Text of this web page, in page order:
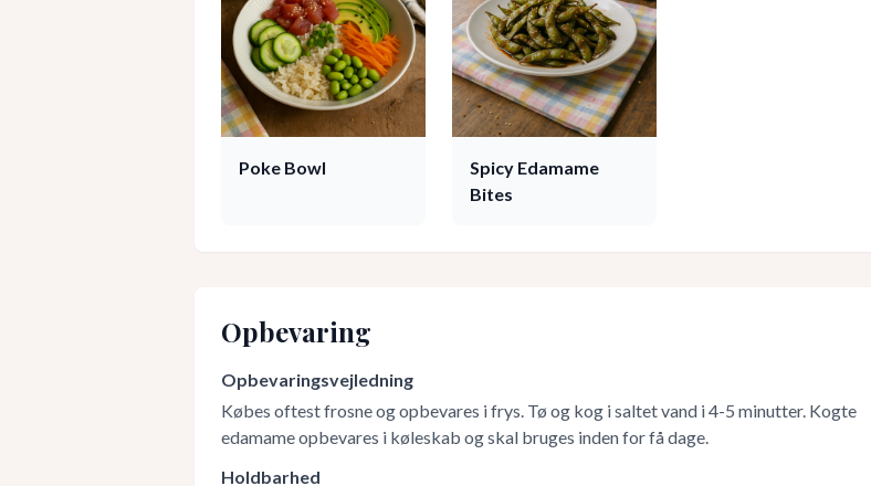
Poke Bowl
Spicy Edamame
Bites
Opbevaring
Opbevaringsvejledning
Købes oftest frosne og opbevares i frys. Tø og kog i saltet vand i 4-5 minutter. Kogte
edamame opbevares i køleskab og skal bruges inden for få dage.
Holdbarhed